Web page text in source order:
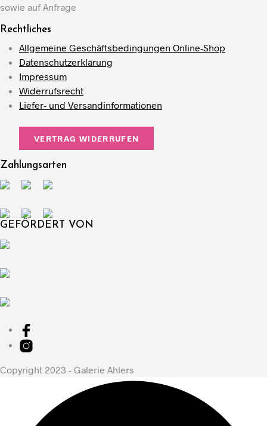
sowie auf Anfrage
Rechtliches
Allgemeine Geschäftsbedingungen Online-Shop
Datenschutzerklärung
Impressum
Widerrufsrecht
Liefer- und Versandinformationen
VERTRAG WIDERRUFEN
Zahlungsarten
GEFÖRDERT VON
Copyright 2023 - Galerie Ahlers